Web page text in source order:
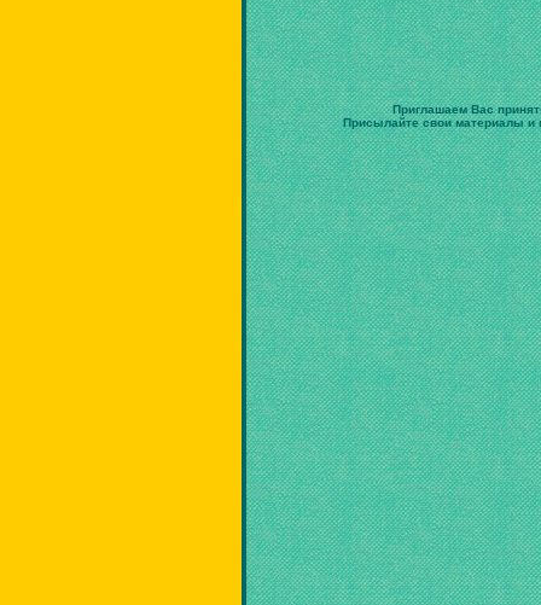
Приглашаем Вас
Присылайте свои материалы и